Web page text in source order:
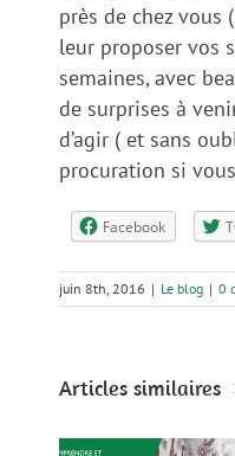
près de chez
leur proposer vos
semaines, avec
de surprises à
d’agir ( et sans
procuration si
Facebook
juin 8th, 2016 | Le blog | 0
Articles similaires